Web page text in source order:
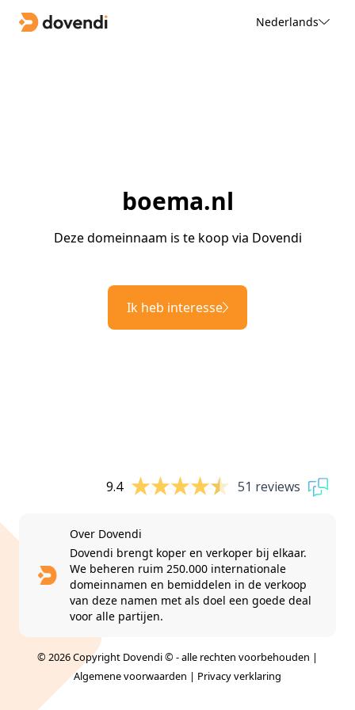
Nederlands
boema.nl
Deze domeinnaam is te koop via Dovendi
Ik heb interesse
9.4 51 reviews
Over Dovendi
Dovendi brengt koper en verkoper bij elkaar.
We beheren ruim 250.000 internationale
domeinnamen en bemiddelen in de verkoop
van deze namen met als doel een goede deal
voor alle partijen.
© 2026 Copyright Dovendi © - alle rechten voorbehouden |
Algemene voorwaarden | Privacy verklaring